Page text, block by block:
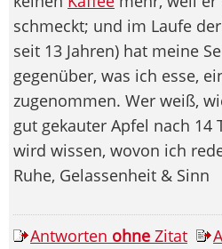
schmeckt; und im Laufe
seit 13 Jahren) hat meine
gegenüber, was ich esse,
zugenommen. Wer weiß,
gut gekauter Apfel nach 14
wird wissen, wovon ich
Ruhe, Gelassenheit & Sinn
Antworten ohne Zitat